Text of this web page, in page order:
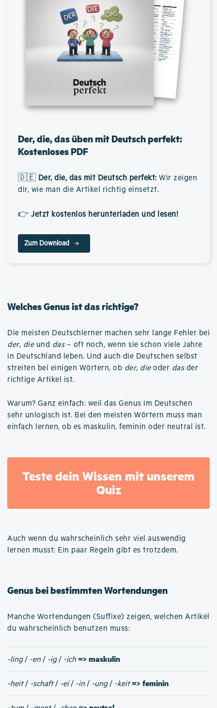
Der, die, das üben mit Deutsch perfekt:
Kostenloses PDF
🇩🇪 Der, die, das mit Deutsch perfekt: Wir zeigen
dir, wie man die Artikel richtig einsetzt.
👉 Jetzt kostenlos herunterladen und lesen!
Zum Download
Welches Genus ist das richtige?
Die meisten Deutschlerner machen sehr lange Fehler bei
der, dieund das– oft noch, wenn sie schon viele Jahre
in Deutschland leben. Und auch die Deutschen selbst
streiten bei einigen Wörtern, ob der, dieoder dasder
richtige Artikel ist.
Warum? Ganz einfach: weil das Genus im Deutschen
sehr unlogisch ist. Bei den meisten Wörtern muss man
einfach lernen, ob es maskulin, feminin oder neutral ist.
Teste dein Wissen mit unserem
Quiz
Auch wenn du wahrscheinlich sehr viel auswendig
lernen musst: Ein paar Regeln gibt es trotzdem.
Genus bei bestimmten Wortendungen
Manche Wortendungen (Suffixe) zeigen, welchen Artikel
du wahrscheinlich benutzen muss:
-ling/ -en / -ig/ -ich => maskulin
-heit/ -schaft/ -ei/ -in / -ung/ -keit => feminin